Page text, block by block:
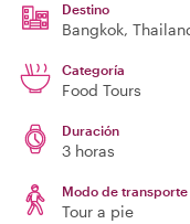
Destino
Bangkok,
Categoría
Food Tours
Duración
3 horas
Modo de transporte
Tour a pie